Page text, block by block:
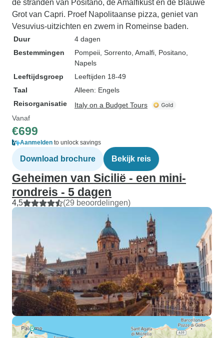
de stranden van Positano, de Amalfikust en de Blauwe
Grot van Capri. Proef Napolitaanse pizza, geniet van
Vesuvius-uitzichten en zwem in Romeinse baden.
Duur
4 dagen
Bestemmingen
Pompeii , Sorrento , Amalfi , Positano
Napels
Leeftijdsgroep
Leeftijden 18-49
Taal
Alleen: Engels
Reisorganisatie
Italy on a Budget Tours
Vanaf
€699
Aanmelden to unlock savings
Download brochure Bekijk reis
Geheimen van Sicilië - een mini-
rondreis - 5 dagen
4,5 (29 beoordelingen)